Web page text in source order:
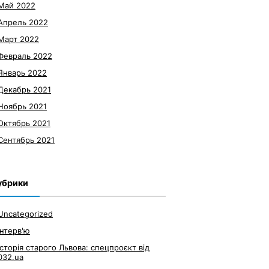
2022
2022
2022
2022
2022
2021
2021
2021
2021
старого Львова: спецпроєкт від